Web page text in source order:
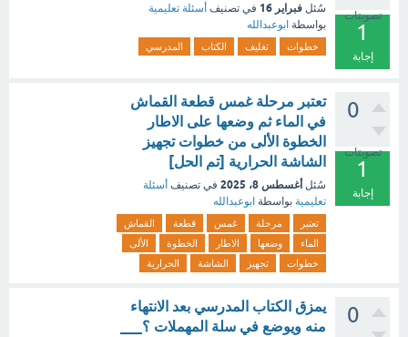
تصويتات
1
إجابة
سُئل فبراير 16 في تصنيف أسئلة تعليمية
بواسطة ابوعبدالله
خطوات تغليف الكتاب المدرسي
0
تصويتات
1
إجابة
تعتبر مرحلة غمس قطعة القماش
في الماء ثم وضعها على الاطار
الخطوة الألى من خطوات تجهيز
الشاشة الحرارية [تم الحل]
سُئل أغسطس 8، 2025 في تصنيف أسئلة
تعليمية بواسطة ابوعبدالله
تعتبر مرحلة غمس قطعة
القماش
الماء
وضعها الاطار الخطوة
الألى
خطوات
تجهيز الشاشة الحرارية
0
يمزق الكتاب المدرسي بعد الانتهاء
منه ويوضع في سلة المهملات ؟___